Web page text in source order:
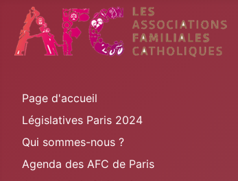
Page d'accueil
Législatives Paris 2024
Qui sommes-nous ?
Agenda des AFC de Paris